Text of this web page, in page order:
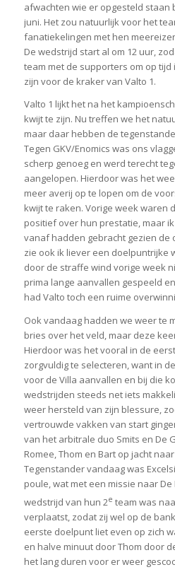
afwachten wie er opgesteld staan
juni. Het zou natuurlijk voor het
fanatiekelingen met hen
De wedstrijd start al om 12 uur,
team met de supporters om op tijd
zijn voor de kraker van Valto 1.
Valto 1 lijkt het na het
kwijt te zijn. Nu treffen we het
maar daar hebben de
Tegen GKV/Enomics was ons
scherp genoeg en werd terecht
aangelopen. Hierdoor was het
meer averij op te lopen om de
kwijt te raken. Vorige week waren
positief over hun prestatie, maar
vanaf hadden gebracht gezien de
zie ook ik liever een doelpuntrijke
door de straffe wind vorige week
prima lange aanvallen gespeeld
had Valto toch een ruime
Ook vandaag hadden we weer te
bries over het veld, maar deze
Hierdoor was het vooral in de
zorgvuldig te selecteren, want in
voor de Villa aanvallen en bij die
wedstrijden steeds net iets
weer hersteld van zijn blessure,
vertrouwde vakken van start
van het arbitrale duo Smits en De
Romee, Thom en Bart op jacht
Tegenstander vandaag was
poule, wat met een missie naar De
wedstrijd van hun 2e team was
verplaatst, zodat zij wel op de
eerste doelpunt liet even op zich
en halve minuut door Thom door
het lang duren voor er weer